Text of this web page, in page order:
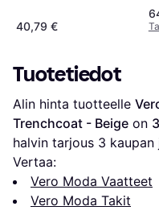
40,79 €
Tuotetiedot
Alin hinta tuotteelle
Trenchcoat - Beige on
halvin tarjous 3 kaupan
Vertaa:
Vero Moda Vaatteet
Vero Moda Takit